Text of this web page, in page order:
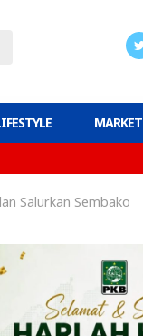
MARKET
Salurkan Sembako